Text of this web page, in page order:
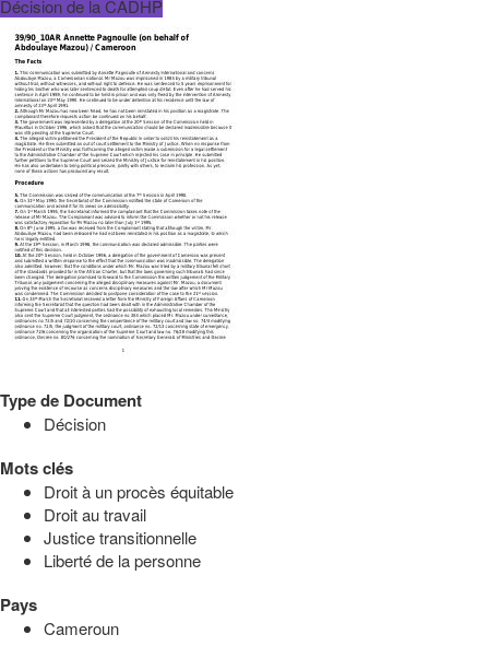
Décision de la CADHP
Type de Document
Décision
Mots clés
Droit à un procès équitable
Droit au travail
Justice transitionnelle
Liberté de la personne
Pays
Cameroun